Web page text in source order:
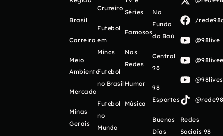
Brasil
Carreira
Meio
Ambiente
Mercado
Minas
Gerais
Cruzeiro
Futebol
em
Minas
Futebol
no Brasil
Futebol
no
Mundo
Séries
Famosos
Nas
Redes
Humor
Música
No
Fundo
do Baú
Central
98
98
Esportes
Buenos
Días
/
@98live
Redes
Sociais 98